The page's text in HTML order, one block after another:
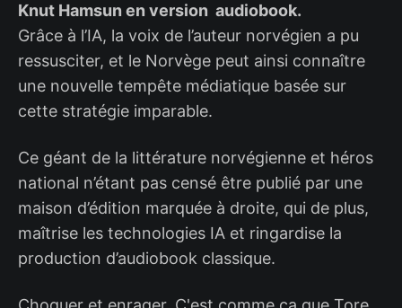
Knut Hamsun en version audiobook.
Grâce à l’IA, la voix de l’auteur norvégien a pu
ressusciter, et le Norvège peut ainsi connaître
une nouvelle tempête médiatique basée sur
cette stratégie imparable.
Ce géant de la littérature norvégienne et héros
national n’étant pas censé être publié par une
maison d’édition marquée à droite, qui de plus,
maîtrise les technologies IA et ringardise la
production d’audiobook classique.